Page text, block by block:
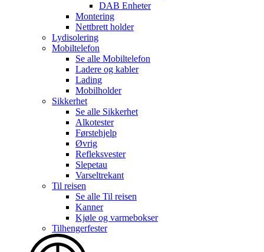
DAB Enheter
Montering
Nettbrett holder
Lydisolering
Mobiltelefon
Se alle Mobiltelefon
Ladere og kabler
Lading
Mobilholder
Sikkerhet
Se alle Sikkerhet
Alkotester
Førstehjelp
Øvrig
Refleksvester
Slepetau
Varseltrekant
Til reisen
Se alle Til reisen
Kanner
Kjøle og varmebokser
Tilhengerfester